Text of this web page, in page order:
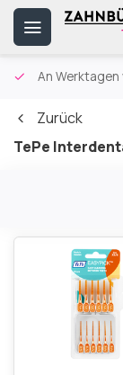
An Werktagen
Zurück
TePe